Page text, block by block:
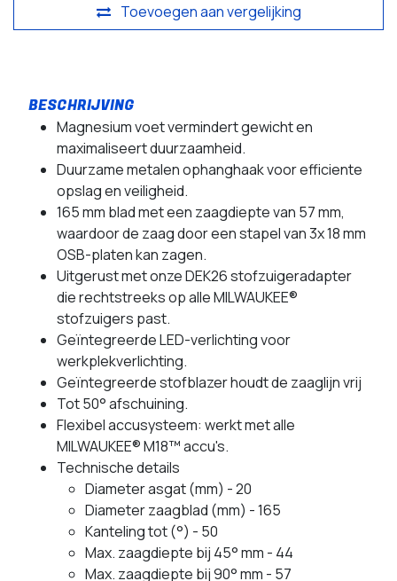
Toevoegen aan vergelijking
Magnesium voet vermindert gewicht en
maximaliseert duurzaamheid.
Duurzame metalen ophanghaak voor efficiente
opslag en veiligheid.
165 mm blad met een zaagdiepte van 57 mm,
waardoor de zaag door een stapel van 3x 18 mm
OSB-platen kan zagen.
Uitgerust met onze DEK26 stofzuigeradapter
die rechtstreeks op alle MILWAUKEE®
stofzuigers past.
Geïntegreerde LED-verlichting voor
werkplekverlichting.
Geïntegreerde stofblazer houdt de zaaglijn vrij
Tot 50° afschuining.
Flexibel accusysteem: werkt met alle
MILWAUKEE® M18™ accu's.
Technische details
Diameter asgat (mm) - 20
Diameter zaagblad (mm) - 165
Kanteling tot (°) - 50
Max. zaagdiepte bij 45° mm - 44
Max. zaagdiepte bij 90° mm - 57